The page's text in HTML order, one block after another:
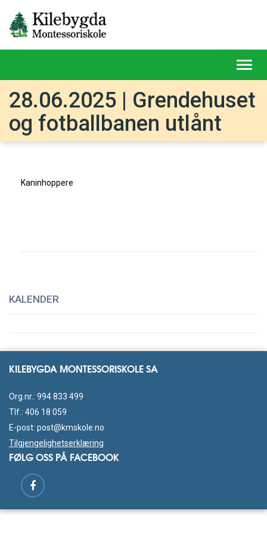
28.06.2025 | Grendehuset
og fotballbanen utlånt
Kaninhoppere
KALENDER
KILEBYGDA MONTESSORISKOLE SA
Org.nr.: 994 833 499
Tlf.: 406 18 059
E-post: post@kmskole.no
Tilgjengelighetserklæring
FØLG OSS PÅ FACEBOOK